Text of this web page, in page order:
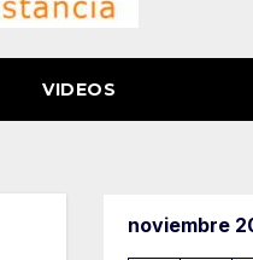
VIDEOS
noviembre